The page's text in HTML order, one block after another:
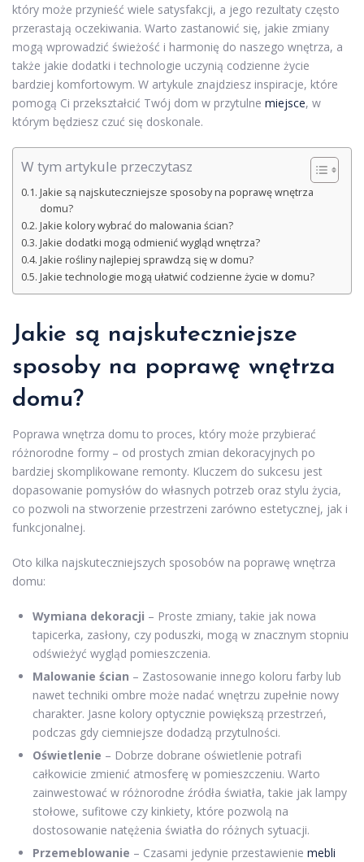
który może przynieść wiele satysfakcji, a jego rezultaty często
przerastają oczekiwania. Warto zastanowić się, jakie zmiany
mogą wprowadzić świeżość i harmonię do naszego wnętrza, a
także jakie dodatki i technologie uczynią codzienne życie
bardziej komfortowym. W artykule znajdziesz inspiracje, które
pomogą Ci przekształcić Twój dom w przytulne miejsce, w
którym będziesz czuć się doskonale.
W tym artykule przeczytasz
Jakie są najskuteczniejsze sposoby na poprawę wnętrza
domu?
Jakie kolory wybrać do malowania ścian?
Jakie dodatki mogą odmienić wygląd wnętrza?
Jakie rośliny najlepiej sprawdzą się w domu?
Jakie technologie mogą ułatwić codzienne życie w domu?
Jakie są najskuteczniejsze
sposoby na poprawę wnętrza
domu?
Poprawa wnętrza domu to proces, który może przybierać
różnorodne formy – od prostych zmian dekoracyjnych po
bardziej skomplikowane remonty. Kluczem do sukcesu jest
dopasowanie pomysłów do własnych potrzeb oraz stylu życia,
co pozwoli na stworzenie przestrzeni zarówno estetycznej, jak i
funkcjonalnej.
Oto kilka najskuteczniejszych sposobów na poprawę wnętrza
domu:
Wymiana dekoracji – Proste zmiany, takie jak nowa
tapicerka, zasłony, czy poduszki, mogą w znacznym stopniu
odświeżyć wygląd pomieszczenia.
Malowanie ścian – Zastosowanie innego koloru farby lub
nawet techniki ombre może nadać wnętrzu zupełnie nowy
charakter. Jasne kolory optycznie powiększą przestrzeń,
podczas gdy ciemniejsze dodadzą przytulności.
Oświetlenie – Dobrze dobrane oświetlenie potrafi
całkowicie zmienić atmosferę w pomieszczeniu. Warto
zainwestować w różnorodne źródła światła, takie jak lampy
stołowe, sufitowe czy kinkiety, które pozwolą na
dostosowanie natężenia światła do różnych sytuacji.
Przemeblowanie – Czasami jedynie przestawienie mebli